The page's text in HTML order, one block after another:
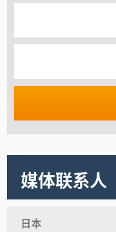
媒体联系人
日本